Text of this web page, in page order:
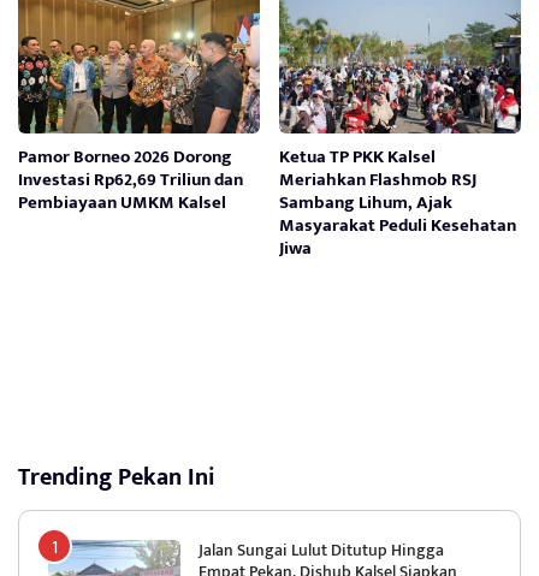
Pamor Borneo 2026 Dorong
Investasi Rp62,69 Triliun dan
Pembiayaan UMKM Kalsel
Ketua TP PKK Kalsel
Meriahkan Flashmob RSJ
Sambang Lihum, Ajak
Masyarakat Peduli Kesehatan
Jiwa
Trending Pekan Ini
Jalan Sungai Lulut Ditutup Hingga